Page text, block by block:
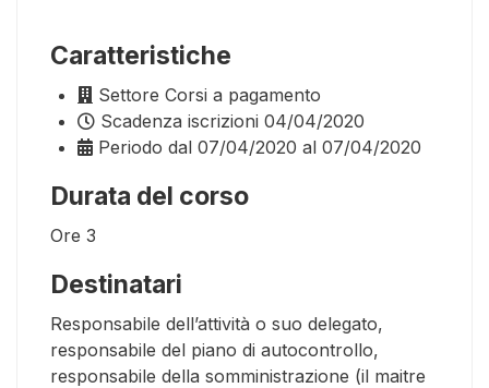
Caratteristiche
Settore Corsi a pagamento
Scadenza iscrizioni 04/04/2020
Periodo dal 07/04/2020 al 07/04/2020
Durata del corso
Ore 3
Destinatari
Responsabile dell’attività o suo delegato,
responsabile del piano di autocontrollo,
responsabile della somministrazione (il maitre